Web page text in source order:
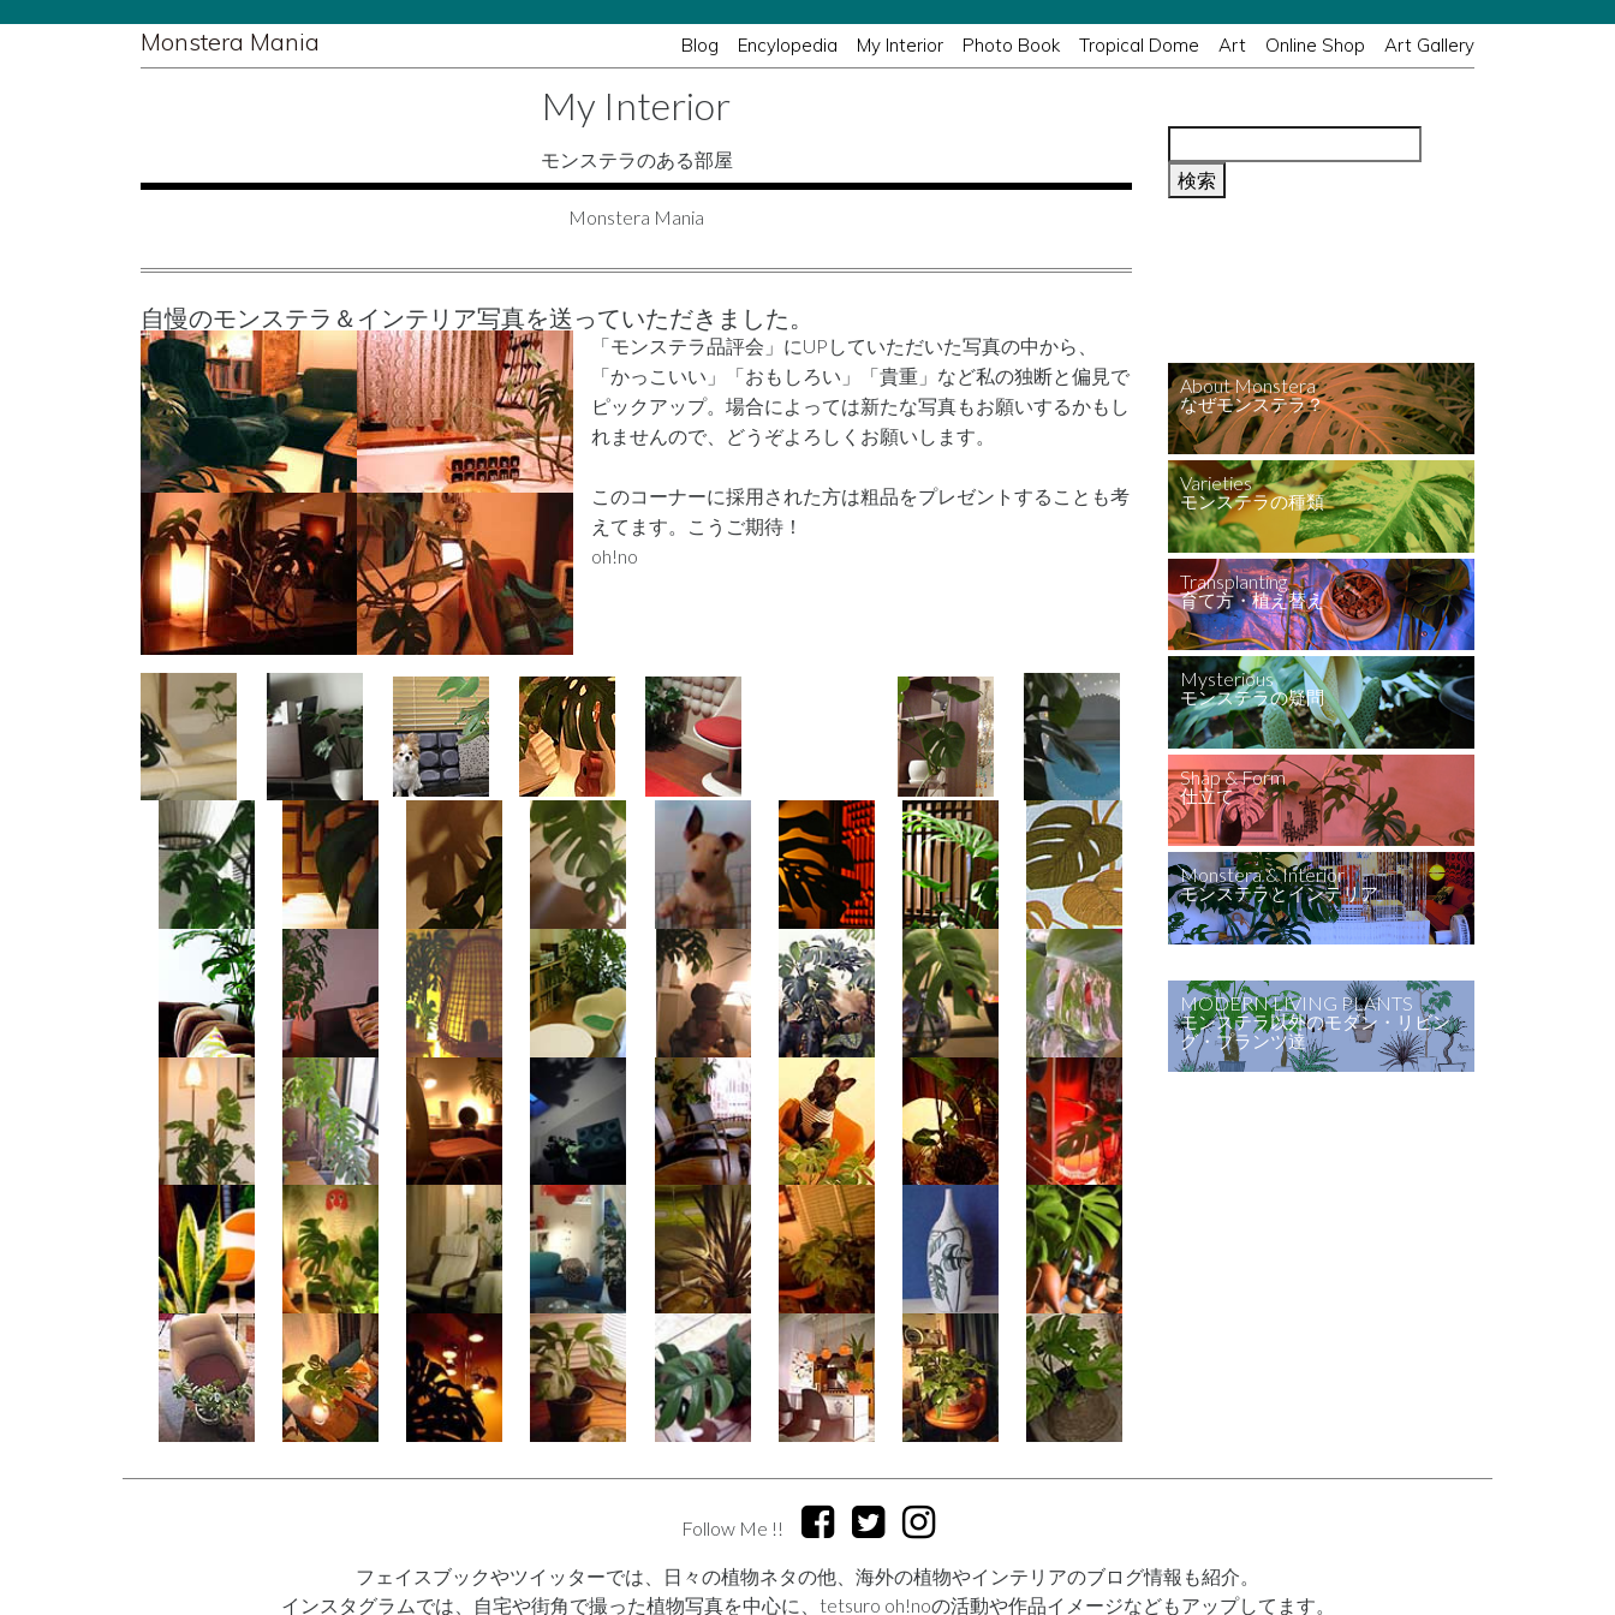
Monstera Mania Blog Encylopedia My Interior Photo Book Tropical Dome Art Online Shop Art Gallery
My Interior
モンステラのある部屋
Monstera Mania
自慢のモンステラ＆インテリア写真を送っていただきました。
「モンステラ品評会」にUPしていただいた写真の中から、
「かっこいい」「おもしろい」「貴重」など私の独断と偏見で
ピックアップ。場合によっては新たな写真もお願いするかもし
れませんので、どうぞよろしくお願いします。
このコーナーに採用された方は粗品をプレゼントすることも考
えてます。こうご期待！
oh!no
About Monstera
なぜモンステラ？
Varieties
モンステラの種類
Transplanting
育て方・植え替え
Mysterious
モンステラの疑問
Shap & Form
仕立て
Monstera & Interior
モンステラとインテリア
MODERN LIVING PLANTS
モンステラ以外のモダン・リビン
グ・プランツ達
Follow Me !!
フェイスブックやツイッターでは、日々の植物ネタの他、海外の植物やインテリアのブログ情報も紹介。
インスタグラムでは、自宅や街角で撮った植物写真を中心に、tetsuro oh!noの活動や作品イメージなどもアップしてます。